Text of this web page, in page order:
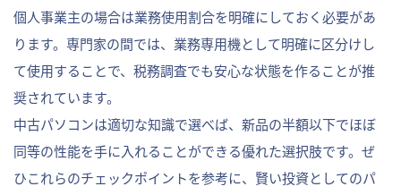
個人事業主の場合は業務使用割合を明確にしておく必要があ
ります。専門家の間では、業務専用機として明確に区分けし
て使用することで、税務調査でも安心な状態を作ることが推
奨されています。
中古パソコンは適切な知識で選べば、新品の半額以下でほぼ
同等の性能を手に入れることができる優れた選択肢です。ぜ
ひこれらのチェックポイントを参考に、賢い投資としてのパ